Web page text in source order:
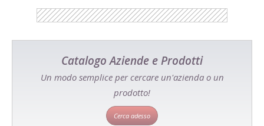
Catalogo Aziende e Prodotti
Un modo semplice per cercare un'azienda o un
prodotto!
Cerca adesso